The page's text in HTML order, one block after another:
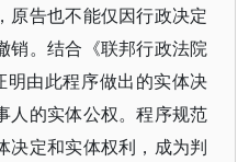
原告也不能仅因行政决定
销。结合《联邦行政法院
由此程序做出的实体决
人的实体公权。程序规范
决定和实体权利，成为判